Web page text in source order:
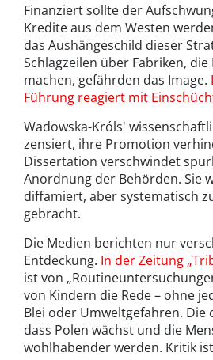
Finanziert sollte der
Kredite aus dem Westen
das Aushängeschild dieser
Schlagzeilen über Fabriken,
machen, gefährden das Image.
Führung reagiert mit
Wadowska-Króls'
zensiert, ihre Promotion
Dissertation verschwindet
Anordnung der Behörden. Sie
diffamiert, aber systematisch
gebracht.
Die Medien berichten nur
Entdeckung. In der Zeitung
ist von
von Kindern die Rede – ohne
Blei oder Umweltgefahren. Die
dass Polen wächst und die
wohlhabender werden. Kritik